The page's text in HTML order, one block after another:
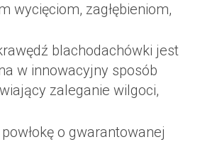
wycięciom, zagłębieniom,
blachodachówki jest
w innowacyjny sposób
zaleganie wilgoci,
o gwarantowanej